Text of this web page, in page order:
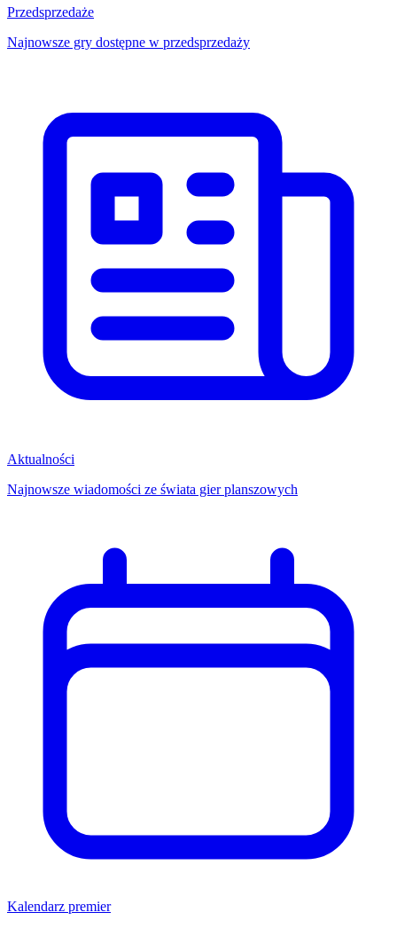
Przedsprzedaże
Najnowsze gry dostępne w przedsprzedaży
Aktualności
Najnowsze wiadomości ze świata gier planszowych
Kalendarz premier